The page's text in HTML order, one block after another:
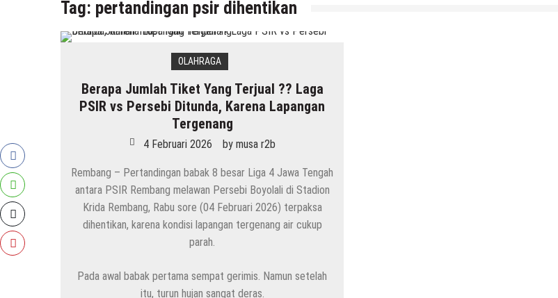
Tag: pertandingan psir dihentikan
OLAHRAGA
Berapa Jumlah Tiket Yang Terjual ?? Laga
PSIR vs Persebi Ditunda, Karena Lapangan
Tergenang
4 Februari 2026 by musa r2b
Rembang – Pertandingan babak 8 besar Liga 4 Jawa Tengah
antara PSIR Rembang melawan Persebi Boyolali di Stadion
Krida Rembang, Rabu sore (04 Februari 2026) terpaksa
dihentikan, karena kondisi lapangan tergenang air cukup
parah.
Pada awal babak pertama sempat gerimis. Namun setelah
itu, turun hujan sangat deras.